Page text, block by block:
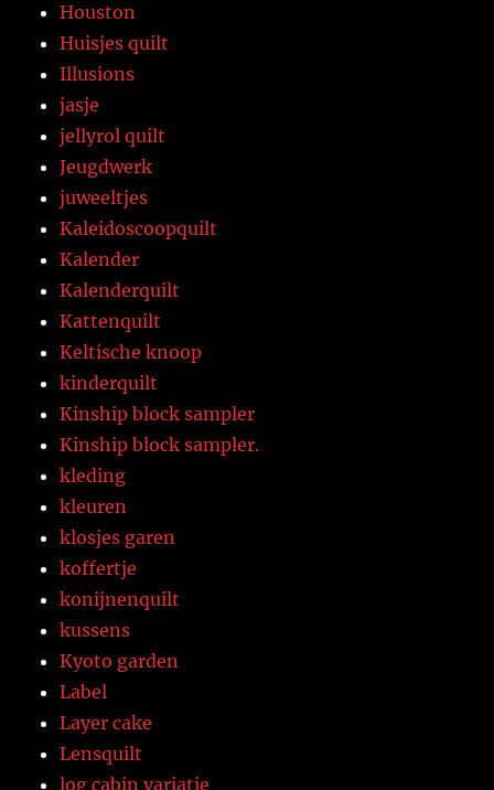
Houston
Huisjes quilt
Illusions
jasje
jellyrol quilt
Jeugdwerk
juweeltjes
Kaleidoscoopquilt
Kalender
Kalenderquilt
Kattenquilt
Keltische knoop
kinderquilt
Kinship block sampler
Kinship block sampler.
kleding
kleuren
klosjes garen
koffertje
konijnenquilt
kussens
Kyoto garden
Label
Layer cake
Lensquilt
log cabin variatie